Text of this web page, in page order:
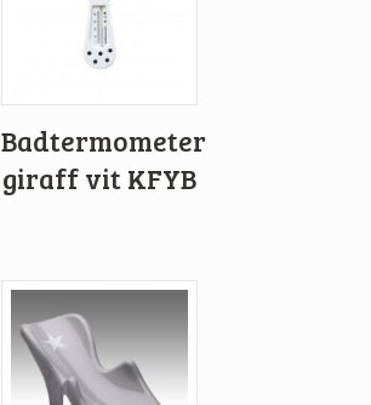
Badtermometer
giraff vit KFYB